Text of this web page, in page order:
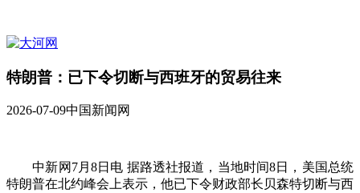
特朗普：已下令切断与西班牙的贸易往来
2026-07-09中国新闻网
中新网7月8日电 据路透社报道，当地时间8日，美国总统
特朗普在北约峰会上表示，他已下令财政部长贝森特切断与西